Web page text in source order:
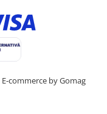
commerce by Gomag